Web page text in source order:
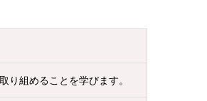
り組めることを学びます。